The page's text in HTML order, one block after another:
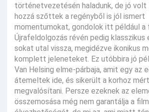
történetvezetésén haladunk, de jó volt
hozzá szőttek a regényből is jól ismert
momentumokat, gondolok itt például a
Újrafeldolgozás révén pedig klasszikus
sokat utal vissza, megidézve ikonikus
komplett jeleneteket. Ez utóbbira jó
Van Helsing elme-párbaja, amit egy az
átemeltek ide, és sikerült a korhoz
megvalósítani. Persze ezeknek az
összemosása még nem garantálja a film